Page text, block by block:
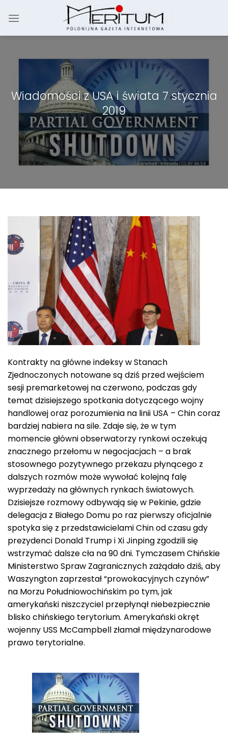
Wiadomości z USA i świata 7 stycznia
2019
Kontrakty na główne indeksy w Stanach
Zjednoczonych notowane są dziś przed wejściem
sesji premarketowej na czerwono, podczas gdy
temat dzisiejszego spotkania dotyczącego wojny
handlowej oraz porozumienia na linii USA – Chin coraz
bardziej nabiera na sile. Zdaje się, że w tym
momencie główni obserwatorzy rynkowi oczekują
znacznego przełomu w negocjacjach – a brak
stosownego pozytywnego przekazu płynącego z
dalszych rozmów może wywołać kolejną falę
wyprzedaży na głównych rynkach światowych.
Dzisiejsze rozmowy odbywają się w Pekinie, gdzie
delegacja z Białego Domu po raz pierwszy oficjalnie
spotyka się z przedstawicielami Chin od czasu gdy
prezydenci Donald Trump i Xi Jinping zgodzili się
wstrzymać dalsze cła na 90 dni. Tymczasem Chińskie
Ministerstwo Spraw Zagranicznych zażądało dziś, aby
Waszyngton zaprzestał “prowokacyjnych czynów”
na Morzu Południowochińskim po tym, jak
amerykański niszczyciel przepłynął niebezpiecznie
blisko chińskiego terytorium. Amerykański okręt
wojenny USS McCampbell złamał międzynarodowe
prawo terytorialne.